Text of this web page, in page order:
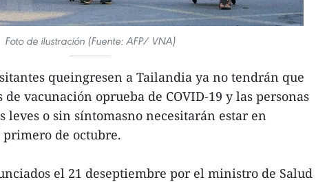
Foto de ilustración (Fuente: AFP/ VNA)
queingresen a Tailandia ya no tendrán que
vacunación oprueba de COVID-19 y las personas
leves o sin síntomasno necesitarán estar en
de octubre.
el 21 deseptiembre por el ministro de Salud